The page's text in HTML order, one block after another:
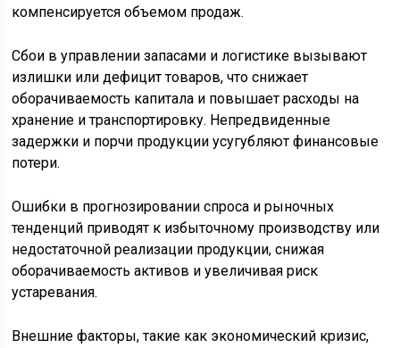
компенсируется объемом продаж.
Сбои в управлении запасами и логистике вызывают
излишки или дефицит товаров, что снижает
оборачиваемость капитала и повышает расходы на
хранение и транспортировку. Непредвиденные
задержки и порчи продукции усугубляют финансовые
потери.
Ошибки в прогнозировании спроса и рыночных
тенденций приводят к избыточному производству или
недостаточной реализации продукции, снижая
оборачиваемость активов и увеличивая риск
устаревания.
Внешние факторы, такие как экономический кризис,